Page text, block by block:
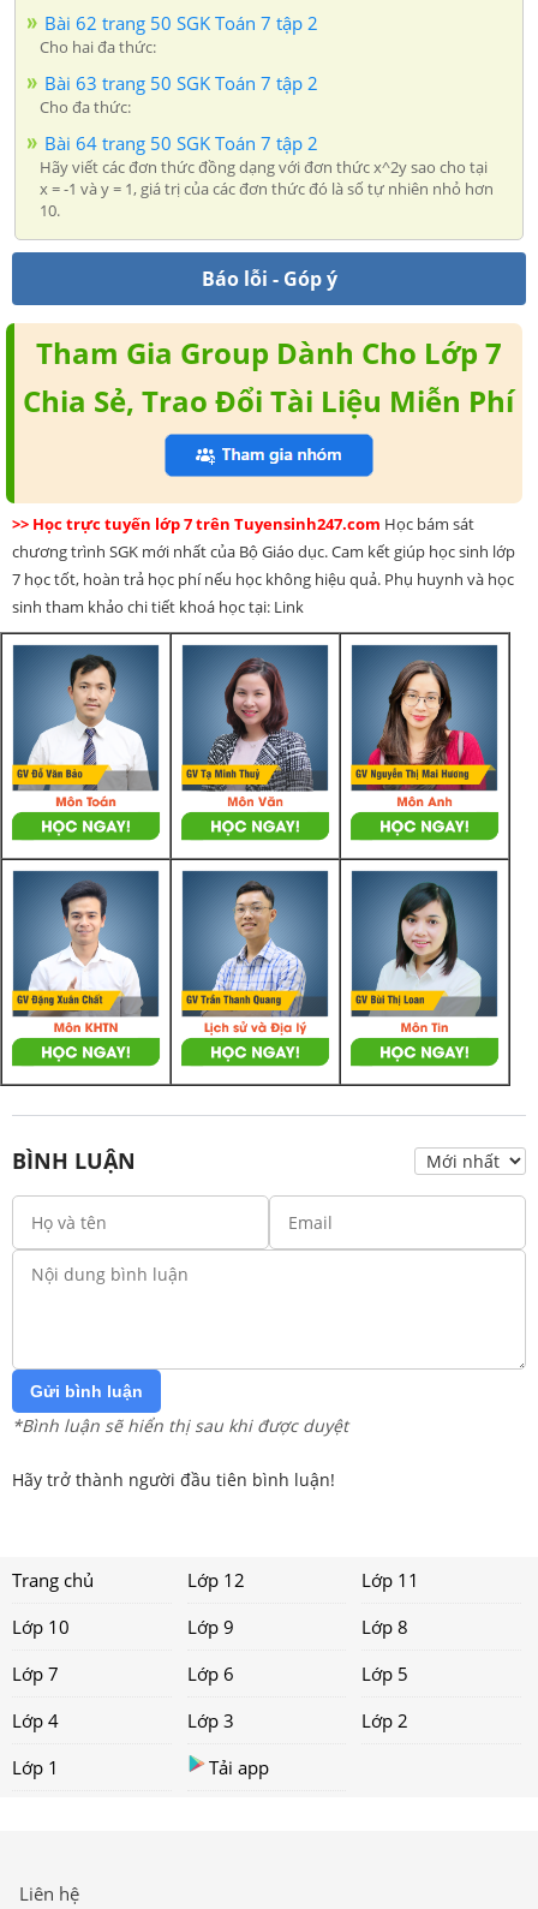
Bài 62 trang 50 SGK Toán 7 tập 2
Cho hai đa thức:
Bài 63 trang 50 SGK Toán 7 tập 2
Cho đa thức:
Bài 64 trang 50 SGK Toán 7 tập 2
Hãy viết các đơn thức đồng dạng với đơn thức x^2y sao cho tại
x = -1 và y = 1, giá trị của các đơn thức đó là số tự nhiên nhỏ hơn
10.
Báo lỗi - Góp ý
Tham Gia Group Dành Cho Lớp 7
Chia Sẻ, Trao Đổi Tài Liệu Miễn Phí
>> Học trực tuyến lớp 7 trên Tuyensinh247.com Học bám sát
chương trình SGK mới nhất của Bộ Giáo dục. Cam kết giúp học sinh lớp
7 học tốt, hoàn trả học phí nếu học không hiệu quả. Phụ huynh và học
sinh tham khảo chi tiết khoá học tại: Link
BÌNH LUẬN
Gửi bình luận
*Bình luận sẽ hiển thị sau khi được duyệt
Hãy trở thành người đầu tiên bình luận!
Trang chủ Lớp 12
Lớp 11
Lớp 10
Lớp 9
Lớp 8
Lớp 7
Lớp 6
Lớp 5
Lớp 4
Lớp 3
Lớp 2
Lớp 1
Tải app
Liên hệ